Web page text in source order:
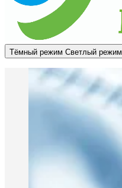
Тёмный режим Светлый режим